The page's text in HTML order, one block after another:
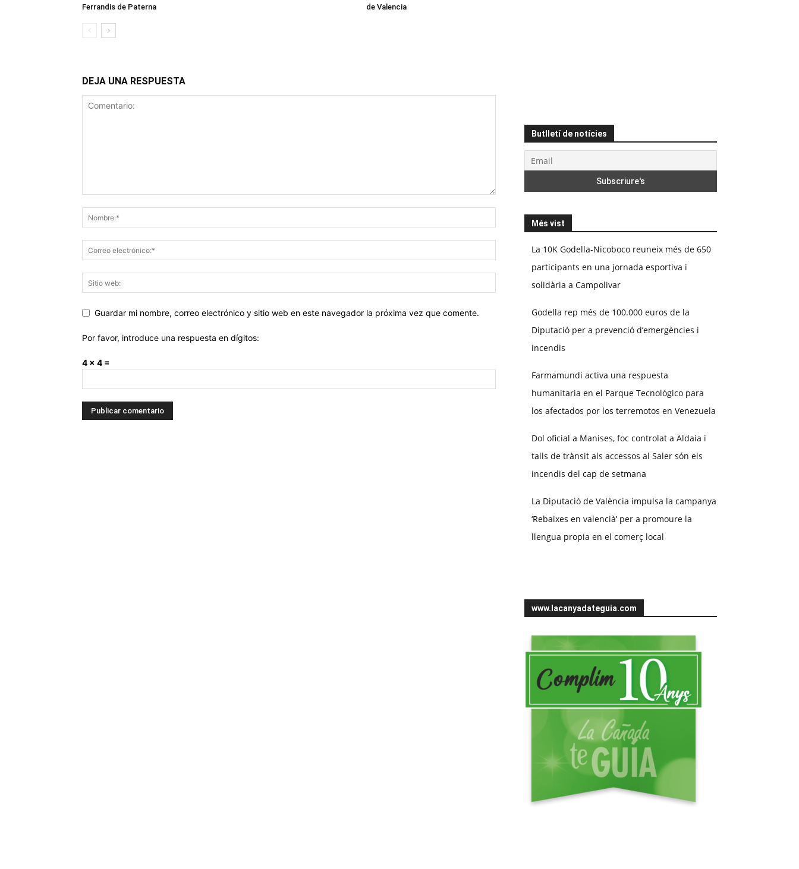
Ferrandis de Paterna
de Valencia
DEJA UNA RESPUESTA
Guardar mi nombre, correo electrónico y sitio web en este navegador la próxima vez que comente.
Por favor, introduce una respuesta en dígitos:
4 × 4 =
Butlletí de notícies
Més vist
La 10K Godella-Nicoboco reuneix més de 650
participants en una jornada esportiva i
solidària a Campolivar
Godella rep més de 100.000 euros de la
Diputació per a prevenció d’emergències i
incendis
Farmamundi activa una respuesta
humanitaria en el Parque Tecnológico para
los afectados por los terremotos en Venezuela
Dol oficial a Manises, foc controlat a Aldaia i
talls de trànsit als accessos al Saler són els
incendis del cap de setmana
La Diputació de València impulsa la campanya
‘Rebaixes en valencià’ per a promoure la
llengua propia en el comerç local
www.lacanyadateguia.com